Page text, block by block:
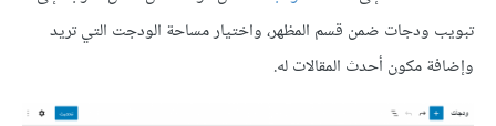
تبويب ودجات ضمن قسم المظهر، واختيار مساحة الودجت التي تريد
وإضافة مكون أحدث المقالات له.